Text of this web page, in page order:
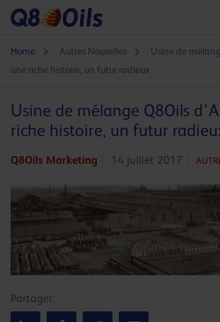
Home Autres Nouvelles
Usine de
une riche histoire, un futur radieux
Usine de mélange Q8Oils
riche histoire, un futur
Q8Oils Marketing 14 juillet 2017
Partager: